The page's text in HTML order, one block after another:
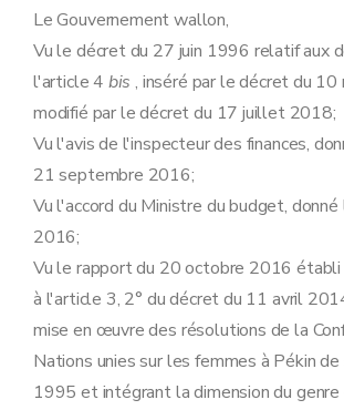
Art. 17
Art. 18
Chapitre VI Reconnaissance d'une décision de
Art. 19
Chapitre VII Dispositions transitoire
Art. 20
Le Gouvernement wallon,
Vu le décret du 27 juin 1996 relatif aux
l'article 4 bis , inséré par le décret du
modifié par le décret du 17 juillet 2018;
Vu l'avis de l'inspecteur des finances,
21 septembre 2016;
Vu l'accord du Ministre du budget,
2016;
Vu le rapport du 20 octobre 2016
à l'article 3, 2° du décret du 11 avril
mise en œuvre des résolutions de la
Nations unies sur les femmes à Pékin
1995 et intégrant la dimension du genre